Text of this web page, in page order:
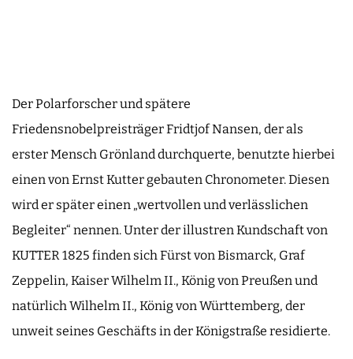
Der Polarforscher und spätere
Friedensnobelpreisträger Fridtjof Nansen, der als
erster Mensch Grönland durchquerte, benutzte hierbei
einen von Ernst Kutter gebauten Chronometer. Diesen
wird er später einen „wertvollen und verlässlichen
Begleiter“ nennen. Unter der illustren Kundschaft von
KUTTER 1825 finden sich Fürst von Bismarck, Graf
Zeppelin, Kaiser Wilhelm II., König von Preußen und
natürlich Wilhelm II., König von Württemberg, der
unweit seines Geschäfts in der Königstraße residierte.